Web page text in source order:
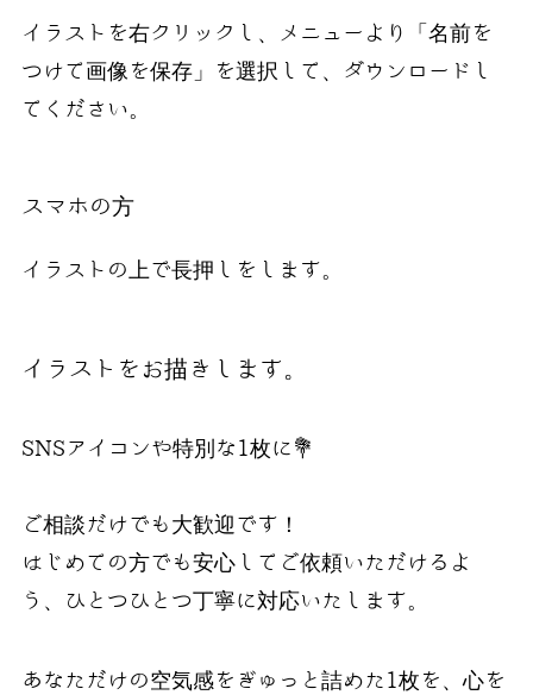
イラストを右クリックし、メニューより「名前を
つけて画像を保存」を選択して、ダウンロードし
てください。
スマホの方
イラストの上で長押しをします。
イラストをお描きします。
SNSアイコンや特別な1枚に💐
ご相談だけでも大歓迎です！
はじめての方でも安心してご依頼いただけるよ
う、ひとつひとつ丁寧に対応いたします。
あなただけの空気感をぎゅっと詰めた1枚を、心を